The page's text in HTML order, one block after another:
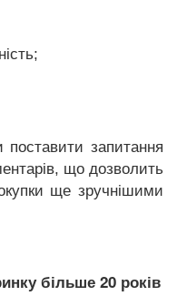
запитання
що дозволить
ще зручнішими
більше 20 років